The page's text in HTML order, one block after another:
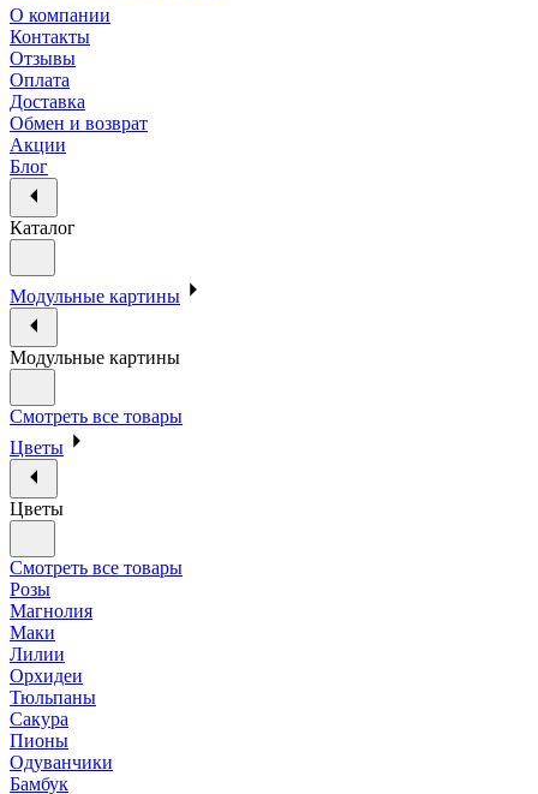
О компании
Контакты
Отзывы
Оплата
Доставка
Обмен и возврат
Акции
Блог
Каталог
Модульные картины
Модульные картины
Смотреть все товары
Цветы
Цветы
Смотреть все товары
Розы
Магнолия
Маки
Лилии
Орхидеи
Тюльпаны
Сакура
Пионы
Одуванчики
Бамбук